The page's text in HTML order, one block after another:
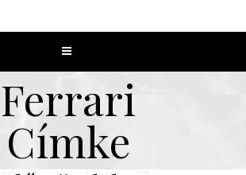
Ferrari
Címke